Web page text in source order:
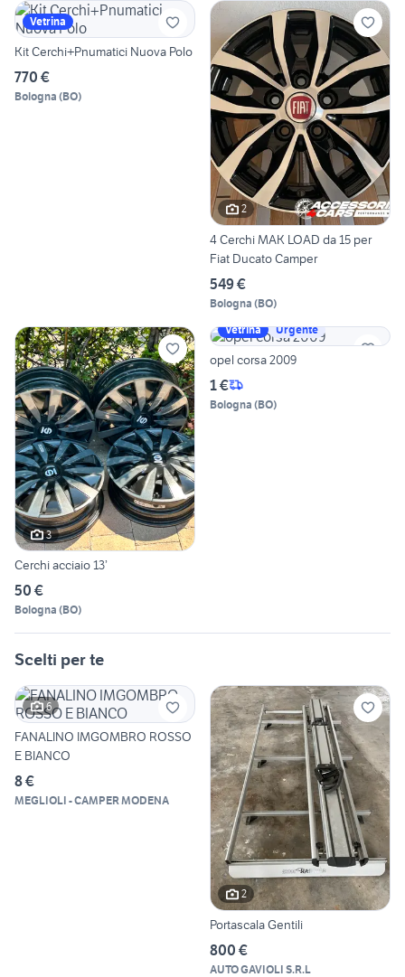
Vetrina
Kit Cerchi+Pnumatici Nuova Polo
770 €
Bologna (BO)
2
4 Cerchi MAK LOAD da 15 per
Fiat Ducato Camper
549 €
Bologna (BO)
3
Cerchi acciaio 13’
50 €
Bologna (BO)
Vetrina Urgente
opel corsa 2009
1 €
Bologna (BO)
Scelti per te
6
FANALINO IMGOMBRO ROSSO
E BIANCO
8 €
MEGLIOLI - CAMPER MODENA
2
Portascala Gentili
800 €
AUTO GAVIOLI S.R.L